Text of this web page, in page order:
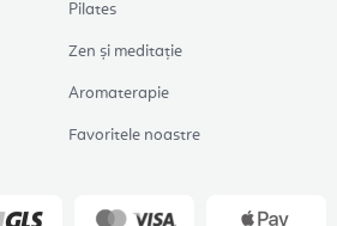
Pilates
Zen și meditație
Aromaterapie
Favoritele noastre